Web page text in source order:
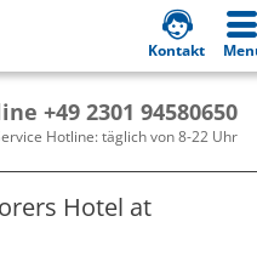
+49 2301 94580650
Hotline: täglich von 8-22 Uhr
Kontakt
Hotel at